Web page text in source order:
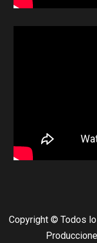
Copyright © Todos